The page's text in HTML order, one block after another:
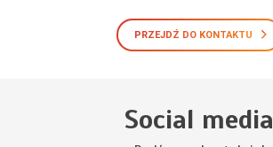
PRZEJDŹ DO KONTAKTU
Social media